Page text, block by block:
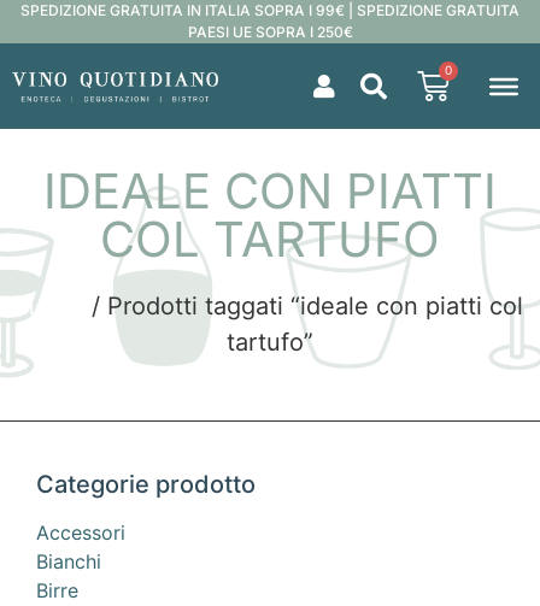
SPEDIZIONE GRATUITA IN ITALIA SOPRA I 99€ | SPEDIZIONE GRATUITA
PAESI UE SOPRA I 250€
0
IDEALE CON PIATTI
COL TARTUFO
Home
/ Prodotti taggati “ideale con piatti col
tartufo”
Categorie prodotto
Accessori
Bianchi
Birre